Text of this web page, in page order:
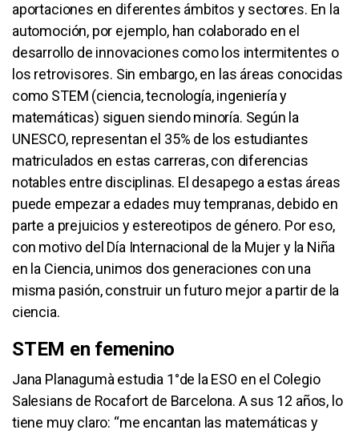
aportaciones en diferentes ámbitos y sectores. En la
automoción, por ejemplo, han colaborado en el
desarrollo de innovaciones como los intermitentes o
los retrovisores. Sin embargo, en las áreas conocidas
como STEM (ciencia, tecnología, ingeniería y
matemáticas) siguen siendo minoría. Según la
UNESCO, representan el 35% de los estudiantes
matriculados en estas carreras, con diferencias
notables entre disciplinas. El desapego a estas áreas
puede empezar a edades muy tempranas, debido en
parte a prejuicios y estereotipos de género. Por eso,
con motivo del Día Internacional de la Mujer y la Niña
en la Ciencia, unimos dos generaciones con una
misma pasión, construir un futuro mejor a partir de la
ciencia.
STEM en femenino
Jana Planagumà estudia 1°de la ESO en el Colegio
Salesians de Rocafort de Barcelona. A sus 12 años, lo
tiene muy claro: “me encantan las matemáticas y